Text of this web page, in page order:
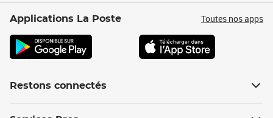
Applications La Poste Toutes nos apps
Restons connectés